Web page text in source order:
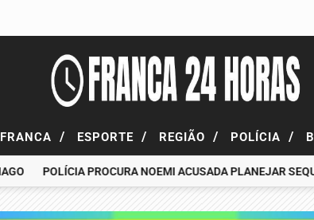
FRANCA / ESPORTE / REGIÃO / POLÍCIA /
POLÍCIA PROCURA NOEMI ACUSADA PLANEJAR